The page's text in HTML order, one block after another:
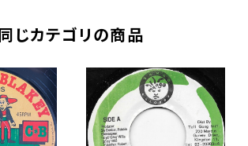
同じカテゴリの商品